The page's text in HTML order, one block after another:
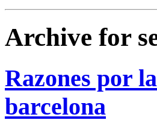
Archive for
Razones por
barcelona